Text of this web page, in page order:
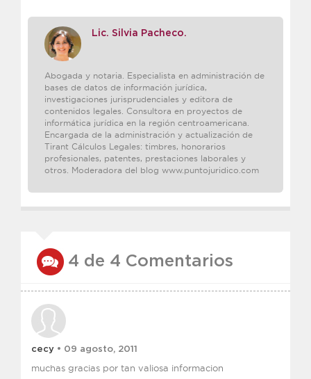
Lic. Silvia Pacheco.
Abogada y notaria. Especialista en administración de
bases de datos de información jurídica,
investigaciones jurisprudenciales y editora de
contenidos legales. Consultora en proyectos de
informática jurídica en la región centroamericana.
Encargada de la administración y actualización de
Tirant Cálculos Legales: timbres, honorarios
profesionales, patentes, prestaciones laborales y
otros. Moderadora del blog www.puntojuridico.com
4 de 4 Comentarios
cecy • 09 agosto, 2011
muchas gracias por tan valiosa informacion